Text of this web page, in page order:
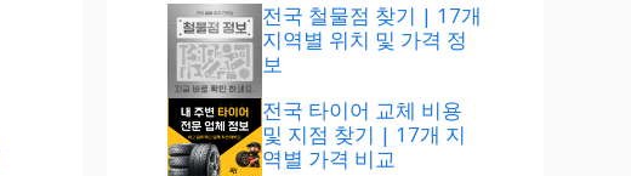
전국 철물점 찾기 | 17개
지역별 위치 및 가격 정
보
전국 타이어 교체 비용
및 지점 찾기 | 17개 지
역별 가격 비교